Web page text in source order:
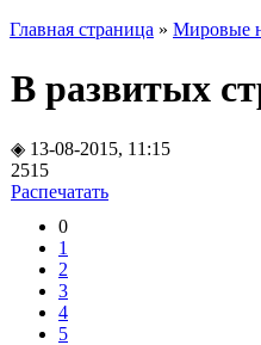
Главная страница » Мировые
В развитых
◈ 13-08-2015, 11:15
2515
Распечатать
0
1
2
3
4
5